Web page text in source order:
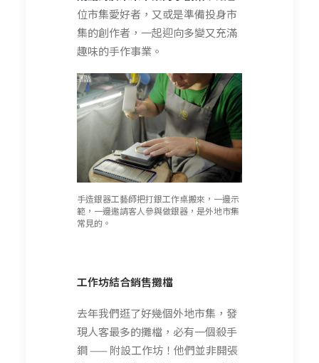
位市集愛好者，又或是準備投身市
集的創作者，一起迎向多變又充滿
趣味的手作事業。
手造銀器工藝師把打銀工作桌搬來，一邊示
範，一邊邀請客人參與做銀器，是外地市集
常見的。
工作坊結合銷售攤檔
去年我們逛了好幾個外地市集，發
現人客最多的攤檔，必有一個殺手
鐧 —— 附設工作坊！他們並非開張